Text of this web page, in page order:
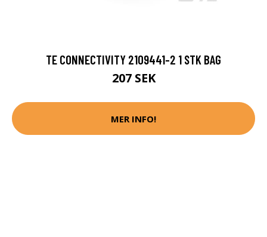
TE CONNECTIVITY 2109441-2 1 STK BAG
207 SEK
MER INFO!